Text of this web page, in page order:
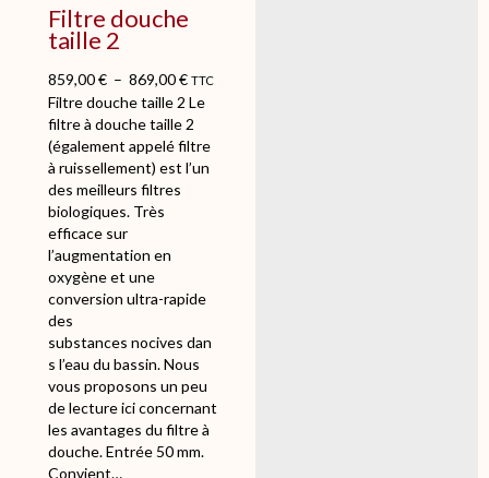
l
e
1
Filtre douche
taille 2
859,00€ – 869,00€ TTC
Filtre douche taille 2 Le
filtre à douche taille 2
(également appelé filtre
à ruissellement) est l’un
des meilleurs filtres
biologiques. Très
efficace sur
l’augmentation en
oxygène et une
conversion ultra-rapide
des
substances nocives dan
s l’eau du bassin. Nous
vous proposons un peu
de lecture ici concernant
les avantages du filtre à
douche. Entrée 50 mm.
Convient…